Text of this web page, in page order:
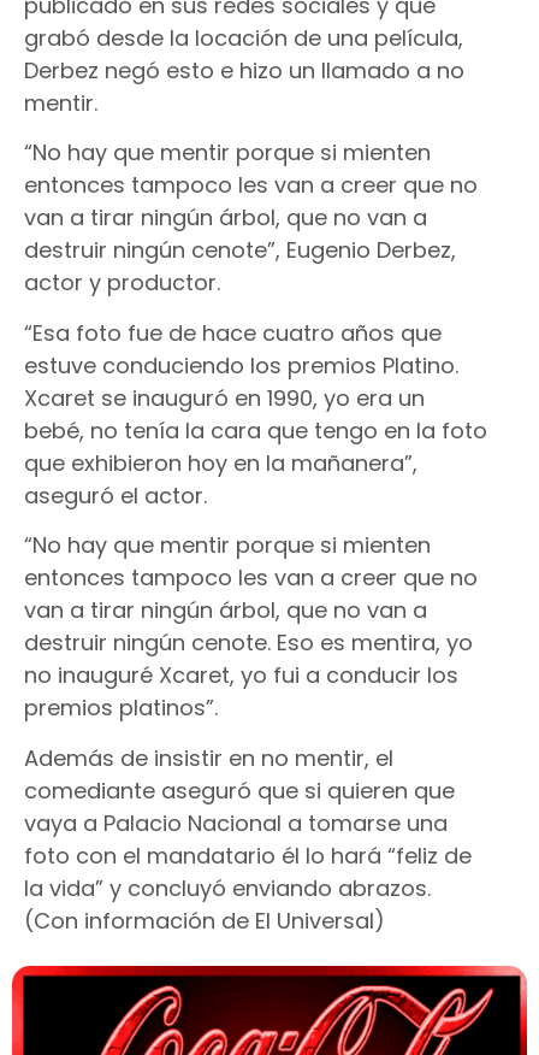
grabó desde la locación de una película,
Derbez negó esto e hizo un llamado a no
mentir.
“No hay que mentir porque si mienten
entonces tampoco les van a creer que no
van a tirar ningún árbol, que no van a
destruir ningún cenote”, Eugenio Derbez,
actor y productor.
“Esa foto fue de hace cuatro años que
estuve conduciendo los premios Platino.
Xcaret se inauguró en 1990, yo era un
bebé, no tenía la cara que tengo en la foto
que exhibieron hoy en la mañanera”,
aseguró el actor.
“No hay que mentir porque si mienten
entonces tampoco les van a creer que no
van a tirar ningún árbol, que no van a
destruir ningún cenote. Eso es mentira, yo
no inauguré Xcaret, yo fui a conducir los
premios platinos”.
Además de insistir en no mentir, el
comediante aseguró que si quieren que
vaya a Palacio Nacional a tomarse una
foto con el mandatario él lo hará “feliz de
la vida” y concluyó enviando abrazos.
(Con información de El Universal)